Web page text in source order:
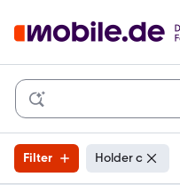
Filter Holder c